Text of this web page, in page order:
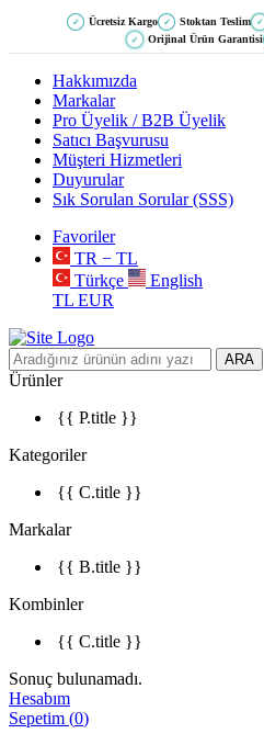
✓ Ücretsiz Kargo ✓ Stoktan Teslim ✓
✓ Orijinal Ürün Garantisi
Hakkımızda
Markalar
Pro Üyelik / B2B Üyelik
Satıcı Başvurusu
Müşteri Hizmetleri
Duyurular
Sık Sorulan Sorular (SSS)
Favoriler
TR − TL
Türkçe
English
TL EUR
ARA
Ürünler
{{ P.title }}
Kategoriler
{{ C.title }}
Markalar
{{ B.title }}
Kombinler
{{ C.title }}
Sonuç bulunamadı.
Hesabım
Sepetim (0)